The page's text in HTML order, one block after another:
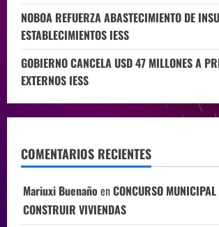
NOBOA REFUERZA ABASTECIMIENTO DE
ESTABLECIMIENTOS IESS
GOBIERNO CANCELA USD 47 MILLONES A
EXTERNOS IESS
COMENTARIOS RECIENTES
Mariuxi Buenaño enCONCURSO
CONSTRUIR VIVIENDAS